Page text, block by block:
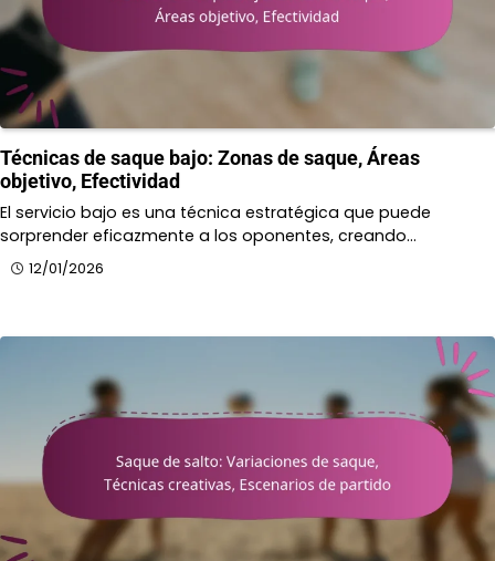
Técnicas de saque bajo: Zonas de saque, Áreas
objetivo, Efectividad
El servicio bajo es una técnica estratégica que puede
sorprender eficazmente a los oponentes, creando…
12/01/2026